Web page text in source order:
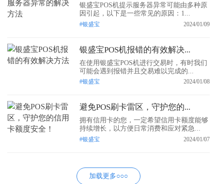
银盛宝POS机提示服务器异常可能由多种原
因引起，以下是一些常见的原因：1...
#银盛宝 2024/01/09
银盛宝POS机报错的有效解决...
在使用银盛宝POS机进行交易时，有时我们
可能会遇到报错并且交易难以完成的...
#银盛宝 2024/01/08
避免POS刷卡雷区，守护您的...
拥有信用卡的您，一定希望信用卡额度能够
持续增长，以方便日常消费和应对紧急...
#银盛宝 2024/01/07
加载更多○○○